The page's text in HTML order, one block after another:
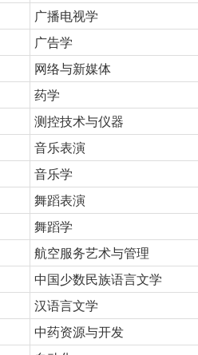
广播电视学
广告学
网络与新媒体
药学
测控技术与仪器
音乐表演
音乐学
舞蹈表演
舞蹈学
航空服务艺术与管理
中国少数民族语言文学
汉语言文学
中药资源与开发